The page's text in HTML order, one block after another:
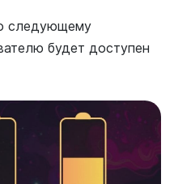
следующему
будет доступен